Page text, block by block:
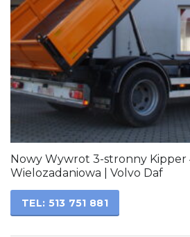
Nowy Wywrot 3-stronny Kipper
Wielozadaniowa | Volvo Daf
TEL: 513 751 881